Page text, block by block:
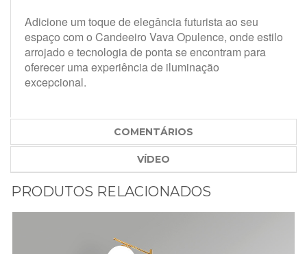
Adicione um toque de elegância futurista ao seu
espaço com o Candeeiro Vava Opulence, onde estilo
arrojado e tecnologia de ponta se encontram para
oferecer uma experiência de iluminação
excepcional.
COMENTÁRIOS
VÍDEO
PRODUTOS RELACIONADOS